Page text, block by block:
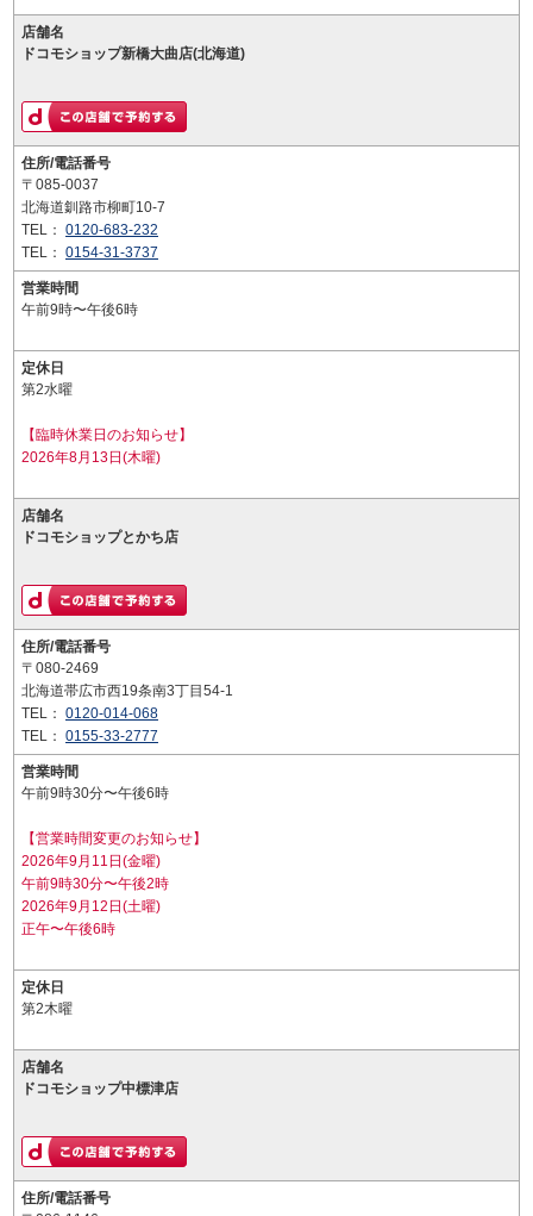
店舗名
ドコモショップ新橋大曲店(北海道)
住所/電話番号
〒085-0037
北海道釧路市柳町10-7
TEL： 0120-683-232
TEL： 0154-31-3737
営業時間
午前9時〜午後6時
定休日
第2水曜
【臨時休業日のお知らせ】
2026年8月13日(木曜)
店舗名
ドコモショップとかち店
住所/電話番号
〒080-2469
北海道帯広市西19条南3丁目54-1
TEL： 0120-014-068
TEL： 0155-33-2777
営業時間
午前9時30分〜午後6時
【営業時間変更のお知らせ】
2026年9月11日(金曜)
午前9時30分〜午後2時
2026年9月12日(土曜)
正午〜午後6時
定休日
第2木曜
店舗名
ドコモショップ中標津店
住所/電話番号